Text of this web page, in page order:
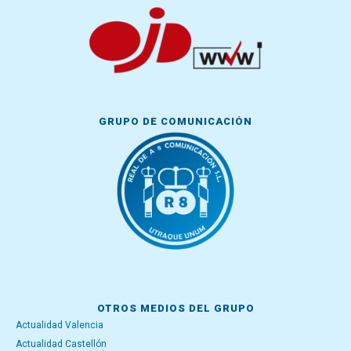
GRUPO DE COMUNICACIÓN
OTROS MEDIOS DEL GRUPO
Actualidad Valencia
Actualidad Castellón